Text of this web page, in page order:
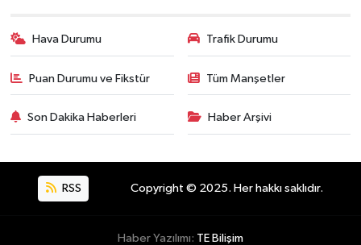
Hava Durumu Trafik Durumu
Puan Durumu ve Fikstür Tüm Manşetler
Son Dakika Haberleri Haber Arşivi
RSS Copyright © 2025. Her hakkı saklıdır.
Haber Yazılımı: TE Bilişim